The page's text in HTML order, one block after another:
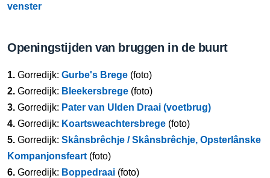
venster
Openingstijden van bruggen in de buurt
1. Gorredijk: Gurbe's Brege (foto)
2. Gorredijk: Bleekersbrege (foto)
3. Gorredijk: Pater van Ulden Draai (voetbrug)
4. Gorredijk: Koartsweachtersbrege (foto)
5. Gorredijk: Skânsbrêchje / Skânsbrêchje, Opsterlânske
Kompanjonsfeart (foto)
6. Gorredijk: Boppedraai (foto)